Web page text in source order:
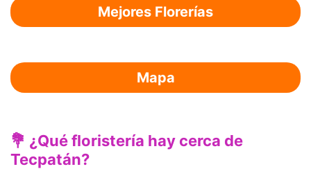
Mejores Florerías
Mapa
💐 ¿Qué floristería hay cerca de
Tecpatán?